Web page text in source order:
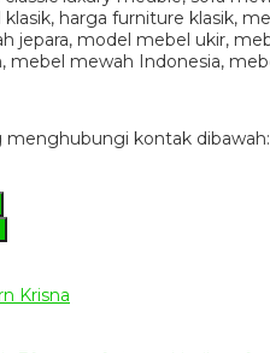
menghubungi kontak dibawah:
Krisna